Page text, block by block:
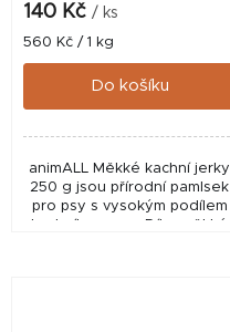
140 Kč / ks
Měrná
cena:
560 Kč / 1 kg
Do košíku
animALL Měkké kachní jerky
250 g jsou přírodní pamlsek
pro psy s vysokým podílem
kachního masa. Díky měkké